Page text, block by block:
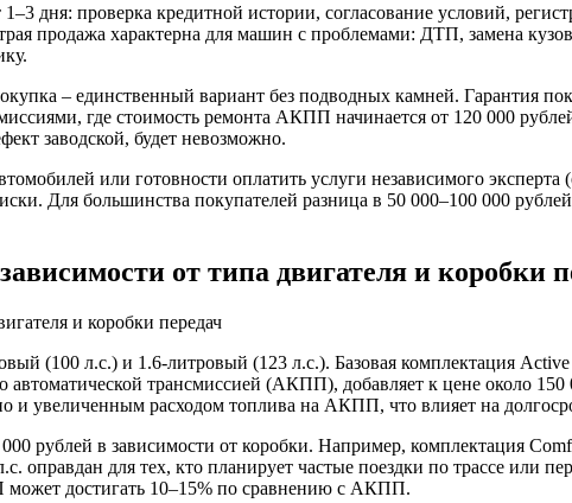
дня: проверка кредитной истории, согласование условий,
продажа характерна для машин с проблемами: ДТП, замена
– единственный вариант без подводных камней. Гарантия
где стоимость ремонта АКПП начинается от 120 000
заводской, будет невозможно.
или готовности оплатить услуги независимого
Для большинства покупателей разница в 50 000–100 000
от типа двигателя и коробки
(100 л.с.) и 1.6-литровый (123 л.с.). Базовая комплектация
трансмиссией (АКПП), добавляет к цене около 150
и увеличенным расходом топлива на АКПП, что влияет на
рублей в зависимости от коробки. Например, комплектация
для тех, кто планирует частые поездки по трассе или
достигать 10–15% по сравнению с АКПП.